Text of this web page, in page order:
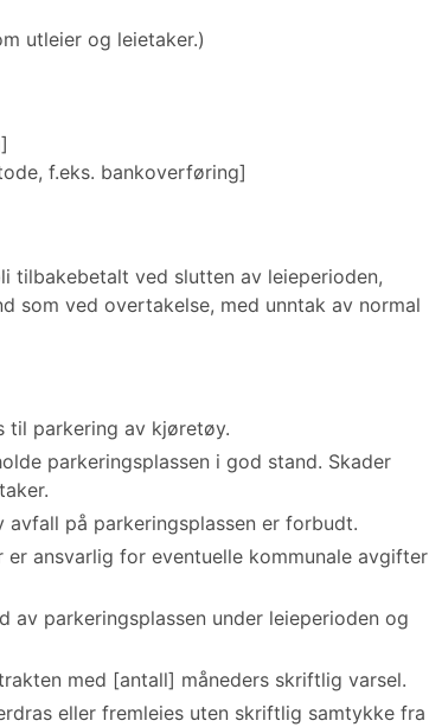
utleier og leietaker.)
f.eks. bankoverføring]
tilbakebetalt ved slutten av leieperioden,
som ved overtakelse, med unntak av normal
til parkering av kjøretøy.
parkeringsplassen i god stand. Skader
avfall på parkeringsplassen er forbudt.
er ansvarlig for eventuelle kommunale avgifter
av parkeringsplassen under leieperioden og
med [antall] måneders skriftlig varsel.
eller fremleies uten skriftlig samtykke fra